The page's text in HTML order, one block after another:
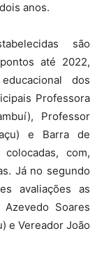
anos.
são
até 2022,
dos
Professora
Professor
e Barra de
com,
Já no segundo
avaliações as
Soares
e Vereador João